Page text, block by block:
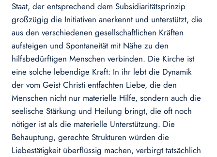
Staat, der entsprechend dem Subsidiaritätsprinzip
großzügig die Initiativen anerkennt und unterstützt, die
aus den verschiedenen gesellschaftlichen Kräften
aufsteigen und Spontaneität mit Nähe zu den
hilfsbedürftigen Menschen verbinden. Die Kirche ist
eine solche lebendige Kraft: In ihr lebt die Dynamik
der vom Geist Christi entfachten Liebe, die den
Menschen nicht nur materielle Hilfe, sondern auch die
seelische Stärkung und Heilung bringt, die oft noch
nötiger ist als die materielle Unterstützung. Die
Behauptung, gerechte Strukturen würden die
Liebestätigkeit überflüssig machen, verbirgt tatsächlich